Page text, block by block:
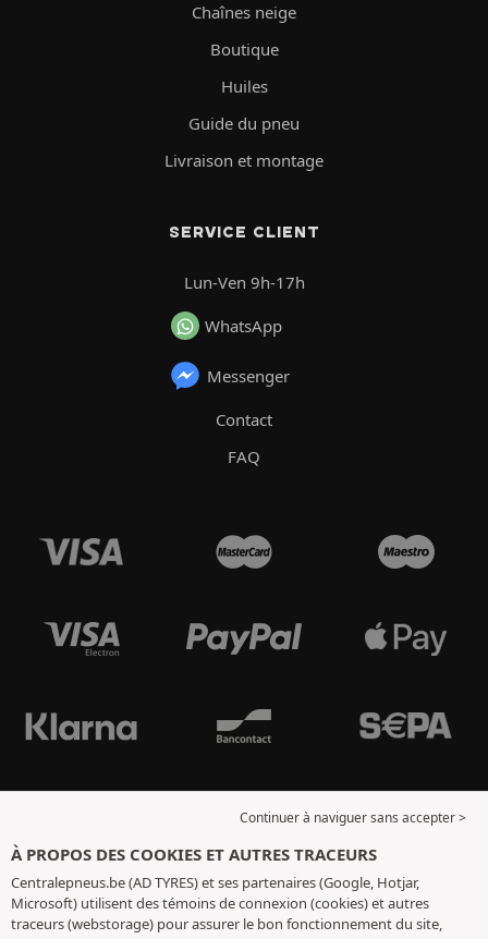
Chaînes neige
Boutique
Huiles
Guide du pneu
Livraison et montage
SERVICE CLIENT
Lun-Ven 9h-17h
WhatsApp
Messenger
Contact
FAQ
Continuer à naviguer sans accepter >
À PROPOS DES COOKIES ET AUTRES TRACEURS
Centralepneus.be (AD TYRES) et ses partenaires (Google, Hotjar,
Microsoft) utilisent des témoins de connexion (cookies) et autres
traceurs (webstorage) pour assurer le bon fonctionnement du site,